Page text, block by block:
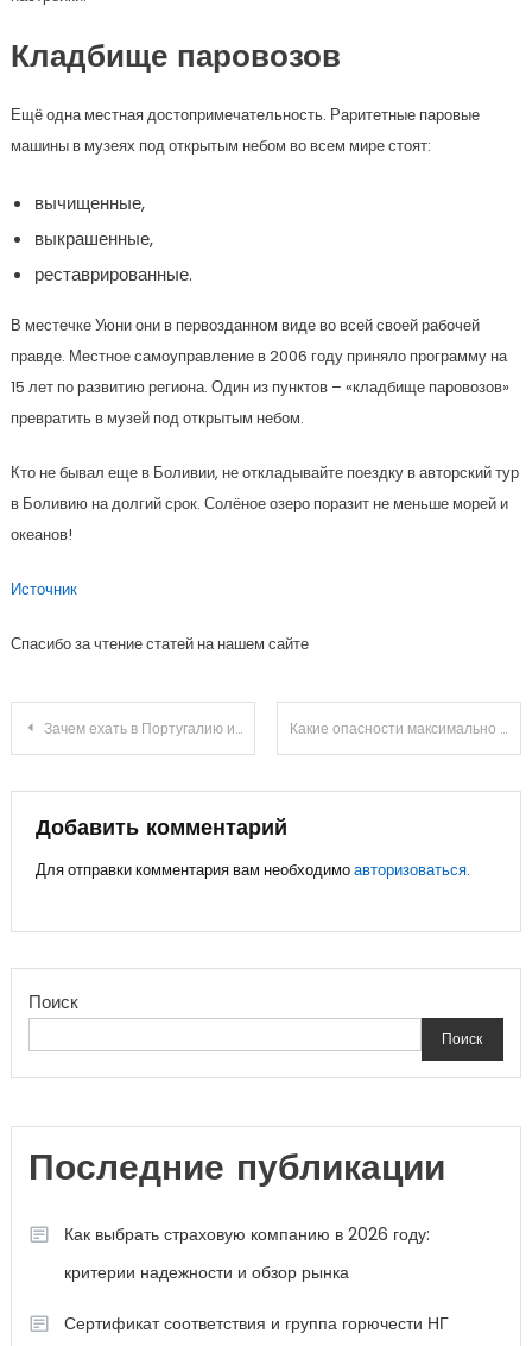
Кладбище паровозов
Ещё одна местная достопримечательность. Раритетные паровые
машины в музеях под открытым небом во всем мире стоят:
вычищенные,
выкрашенные,
реставрированные.
В местечке Уюни они в первозданном виде во всей своей рабочей
правде. Местное самоуправление в 2006 году приняло программу на
15 лет по развитию региона. Один из пунктов – «кладбище паровозов»
превратить в музей под открытым небом.
Кто не бывал еще в Боливии, не откладывайте поездку в авторский тур
в Боливию на долгий срок. Солёное озеро поразит не меньше морей и
океанов!
Источник
Спасибо за чтение статей на нашем сайте
Навигация
записям
Зачем ехать в Португалию и при чём тут масоны? Какие опасности максимально могут навредить автомобилю в жару
Добавить комментарий
Для отправки комментария вам необходимоавторизоваться.
Поиск
Поиск
Последние публикации
Как выбрать страховую компанию в 2026 году:
критерии надежности и обзор рынка
Сертификат соответствия и группа горючести НГ